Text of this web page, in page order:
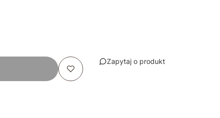
Zapytaj o produkt